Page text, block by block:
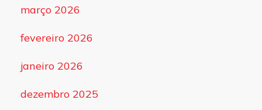
março 2026
fevereiro 2026
janeiro 2026
dezembro 2025